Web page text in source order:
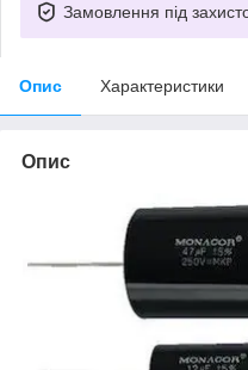
Замовлення під
Опис Характеристики
Опис